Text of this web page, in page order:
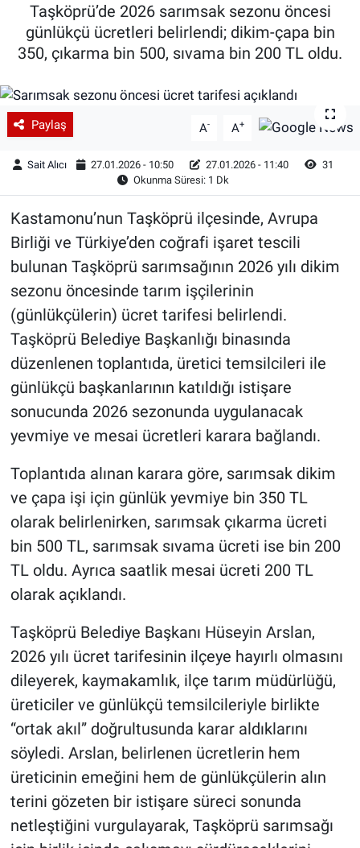
Taşköprü’de 2026 sarımsak sezonu öncesi
günlükçü ücretleri belirlendi; dikim-çapa bin
350, çıkarma bin 500, sıvama bin 200 TL oldu.
Paylaş A- A+
Sait Alıcı 27.01.2026 - 10:50 27.01.2026 - 11:40
31
Okunma Süresi: 1 Dk
Kastamonu’nun Taşköprü ilçesinde, Avrupa
Birliği ve Türkiye’den coğrafi işaret tescili
bulunan Taşköprü sarımsağının 2026 yılı dikim
sezonu öncesinde tarım işçilerinin
(günlükçülerin) ücret tarifesi belirlendi.
Taşköprü Belediye Başkanlığı binasında
düzenlenen toplantıda, üretici temsilcileri ile
günlükçü başkanlarının katıldığı istişare
sonucunda 2026 sezonunda uygulanacak
yevmiye ve mesai ücretleri karara bağlandı.
Toplantıda alınan karara göre, sarımsak dikim
ve çapa işi için günlük yevmiye bin 350 TL
olarak belirlenirken, sarımsak çıkarma ücreti
bin 500 TL, sarımsak sıvama ücreti ise bin 200
TL oldu. Ayrıca saatlik mesai ücreti 200 TL
olarak açıklandı.
Taşköprü Belediye Başkanı Hüseyin Arslan,
2026 yılı ücret tarifesinin ilçeye hayırlı olmasını
dileyerek, kaymakamlık, ilçe tarım müdürlüğü,
üreticiler ve günlükçü temsilcileriyle birlikte
“ortak akıl” doğrultusunda karar aldıklarını
söyledi. Arslan, belirlenen ücretlerin hem
üreticinin emeğini hem de günlükçülerin alın
terini gözeten bir istişare süreci sonunda
netleştiğini vurgulayarak, Taşköprü sarımsağı